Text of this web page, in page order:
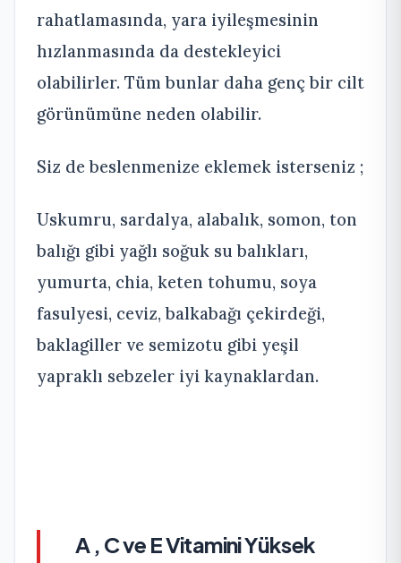
rahatlamasında, yara iyileşmesinin
hızlanmasında da destekleyici
olabilirler. Tüm bunlar daha genç bir cilt
görünümüne neden olabilir.
Siz de beslenmenize eklemek isterseniz ;
Uskumru, sardalya, alabalık, somon, ton
balığı gibi yağlı soğuk su balıkları,
yumurta, chia, keten tohumu, soya
fasulyesi, ceviz, balkabağı çekirdeği,
baklagiller ve semizotu gibi yeşil
yapraklı sebzeler iyi kaynaklardan.
A , C ve E Vitamini Yüksek